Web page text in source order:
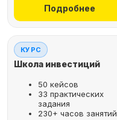
Подробнее
КУРС
Школа инвестиций
50 кейсов
33 практических
задания
230+ часов занятий